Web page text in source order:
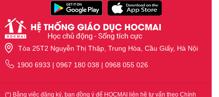
Tòa 25T2 Nguyễn Thị Thập, Trung Hòa, Cầu Giấy, Hà Nội
1900 6933 | 0967 180 038 | 0968 055 026
(*) Bằng việc đăng ký, bạn đồng ý để HOCMAI liên hệ tư vấn theo Chính